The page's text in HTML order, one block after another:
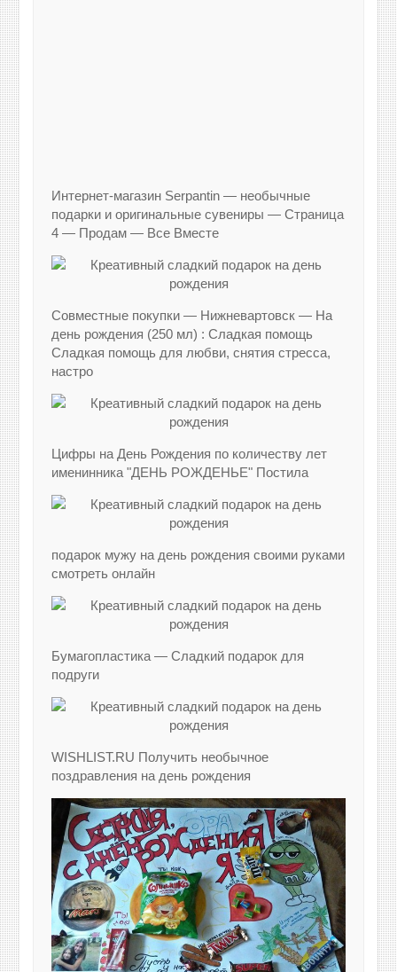
Интернет-магазин Serpantin — необычные
подарки и оригинальные сувениры — Страница
4 — Продам — Все Вместе
Совместные покупки — Нижневартовск — На
день рождения (250 мл) : Сладкая помощь
Сладкая помощь для любви, снятия стресса,
настро
Цифры на День Рождения по количеству лет
именинника "ДЕНЬ РОЖДЕНЬЕ" Постила
подарок мужу на день рождения своими руками
смотреть онлайн
Бумагопластика — Сладкий подарок для
подруги
WISHLIST.RU Получить необычное
поздравления на день рождения